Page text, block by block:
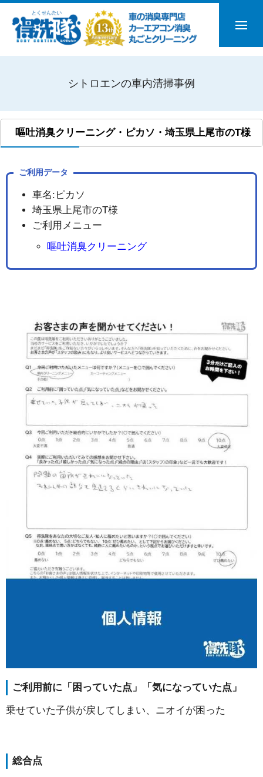
シトロエンの車内清掃事例
嘔吐消臭クリーニング・ピカソ・埼玉県上尾市のT様
ご利用データ
車名:ピカソ
埼玉県上尾市のT様
ご利用メニュー
嘔吐消臭クリーニング
ご利用前に「困っていた点」「気になっていた点」
乗せていた子供が戻してしまい、ニオイが困った
総合点